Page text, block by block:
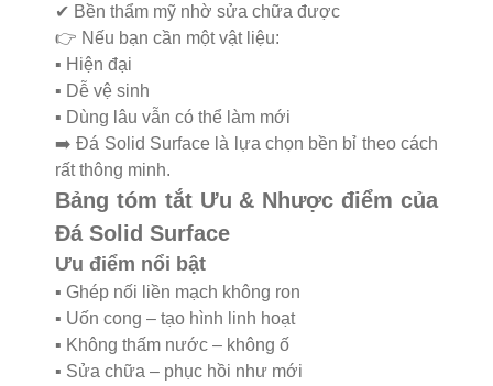
✔ Bền thẩm mỹ nhờ sửa chữa được
👉 Nếu bạn cần một vật liệu:
▪️ Hiện đại
▪️ Dễ vệ sinh
▪️ Dùng lâu vẫn có thể làm mới
➡️ Đá Solid Surface là lựa chọn bền bỉ theo cách
rất thông minh.
Bảng tóm tắt Ưu & Nhược điểm của
Đá Solid Surface
Ưu điểm nổi bật
▪️ Ghép nối liền mạch không ron
▪️ Uốn cong – tạo hình linh hoạt
▪️ Không thấm nước – không ố
▪️ Sửa chữa – phục hồi như mới